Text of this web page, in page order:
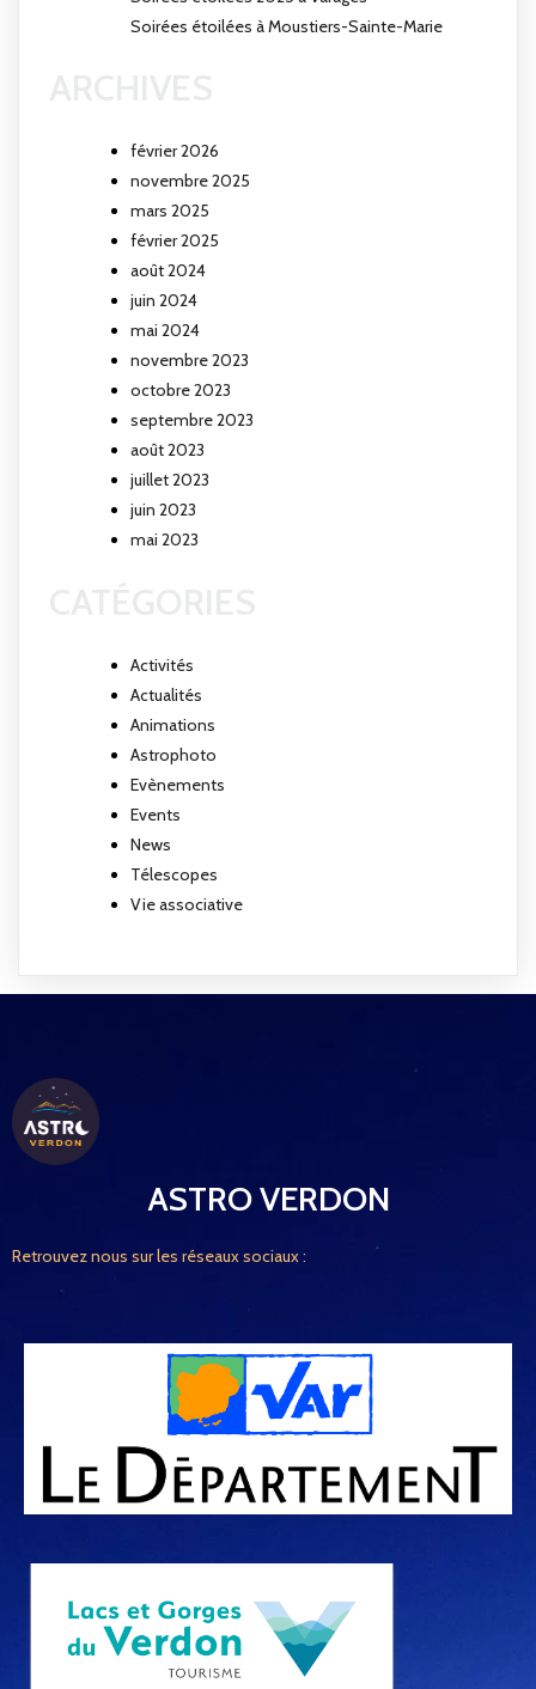
Soirées étoilées à Moustiers-Sainte-Marie
février 2026
novembre 2025
mars 2025
février 2025
août 2024
juin 2024
mai 2024
novembre 2023
octobre 2023
septembre 2023
août 2023
juillet 2023
juin 2023
mai 2023
Activités
Actualités
Animations
Astrophoto
Evènements
Events
News
Télescopes
Vie associative
ASTRO VERDON
Retrouvez nous sur les réseaux sociaux :